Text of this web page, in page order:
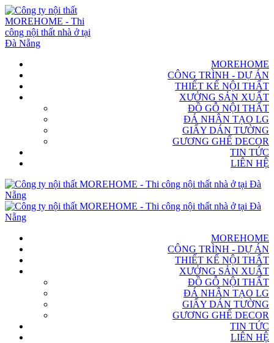
MOREHOME
CÔNG TRÌNH - DỰ ÁN
THIẾT KẾ NỘI THẤT
XƯỞNG SẢN XUẤT
ĐỒ GỖ NỘI THẤT
ĐÁ NHÂN TẠO LG
GIẤY DÁN TƯỜNG
GƯƠNG GHẾ DECOR
TIN TỨC
LIÊN HỆ
MOREHOME
CÔNG TRÌNH - DỰ ÁN
THIẾT KẾ NỘI THẤT
XƯỞNG SẢN XUẤT
ĐỒ GỖ NỘI THẤT
ĐÁ NHÂN TẠO LG
GIẤY DÁN TƯỜNG
GƯƠNG GHẾ DECOR
TIN TỨC
LIÊN HỆ